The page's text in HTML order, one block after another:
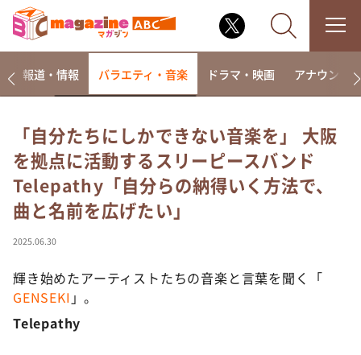
なるみ・岡村の過ぎるTV
相席食堂
これ余談なんですけど・・・
～人生密着トークバラエティ！～ やすとものいたっ
て真剣です
探偵！ナイトスクープ
news おかえり
河合＆A.B.C-Z塚田×福井アナ「なんでやねん！？」
報道・情報 バラエティ・音楽 ドラマ・映画 アナウンサー
「自分たちにしかできない音楽を」 大阪
を拠点に活動するスリーピースバンド
Telepathy「自分らの納得いく方法で、
曲と名前を広げたい」
2025.06.30
輝き始めたアーティストたちの音楽と言葉を聞く「
GENSEKI 」。
Telepathy